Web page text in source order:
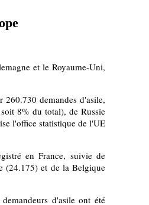
et le Royaume-Uni,
demandes d'asile,
8% du total), de Russie
l'office statistique de l'UE
en France, suivie de
(24.175) et de la Belgique
d'asile ont été